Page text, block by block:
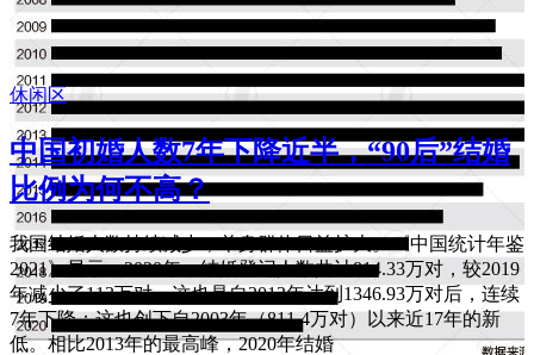
休闲区
中国初婚人数7年下降近半，“90后”结婚
比例为何不高？
我国结婚人数持续减少，单身群体日益扩大。《中国统计年鉴
2021》显示，2020年，结婚登记人数共计814.33万对，较2019
年减少了113万对。这也是自2013年达到1346.93万对后，连续
7年下降；这也创下自2003年（811.4万对）以来近17年的新
低。相比2013年的最高峰，2020年结婚